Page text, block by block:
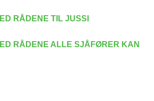
RÅDENE TIL JUSSI
RÅDENE ALLE SJÅFØRER KAN